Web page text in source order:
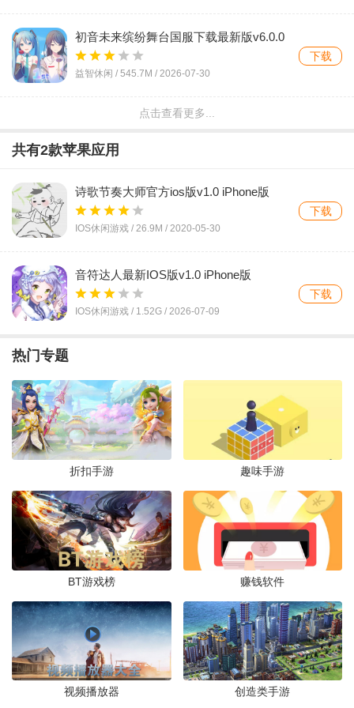
初音未来缤纷舞台国服下载最新版v6.0.0
安卓版
益智休闲 / 545.7M / 2026-07-30
下载
黑色星期五之夜中文版Friday Night
版
益智休闲 /
ELLIA音游官方版v1.7.20 安卓版
下载
周五夜放克qt粉丝重制版(Friday Night
Funkin)v0.2.8 安卓版
下载
益智休闲 /7.5M/2026-07-23
FNF逃生者错误化瑞克模组(Friday Night
Funkin)v墨月移植 手机版
益智休闲 /174.1M/2026-07-20
fnf女孩之夜官方正版vDZnf 官方版
益智休闲 /87.3M/2026-07-20
下载
球球节奏大师游戏正版v1.0.0 最新版
益智休闲 / 2026-07-19
下载
周五夜放克FNF大狗叫叫叫
点击查看更多...
共有2款苹果应用
诗歌节奏大师官方ios版v1.0 iPhone版
IOS休闲游戏 / 26.9M / 2020-05-30
下载
音符达人最新IOS版v1.0 iPhone版
IOS休闲游戏 / 1.52G / 2026-07-09
下载
热门专题
折扣手游 趣味手游
BT游戏榜 赚钱软件
视频播放器 创造类手游